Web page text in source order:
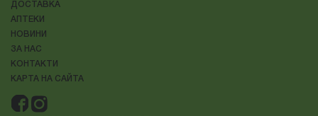
ДОСТАВКА
АПТЕКИ
НОВИНИ
ЗА НАС
КОНТАКТИ
КАРТА НА САЙТА